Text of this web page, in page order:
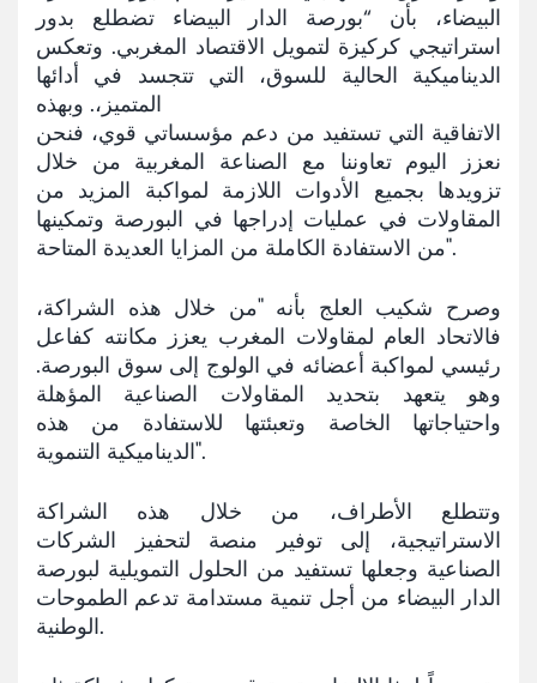
البيضاء، بأن “بورصة الدار البيضاء تضطلع بدور
استراتيجي كركيزة لتمويل الاقتصاد المغربي. وتعكس
الديناميكية الحالية للسوق، التي تتجسد في أدائها
الاتفاقية التي تستفيد من دعم مؤسساتي قوي، فنحن
نعزز اليوم تعاوننا مع الصناعة المغربية من خلال
تزويدها بجميع الأدوات اللازمة لمواكبة المزيد من
المقاولات في عمليات إدراجها في البورصة وتمكينها
من الاستفادة الكاملة من المزايا العديدة المتاحة".
وصرح شكيب العلج بأنه "من خلال هذه الشراكة،
فالاتحاد العام لمقاولات المغرب يعزز مكانته كفاعل
رئيسي لمواكبة أعضائه في الولوج إلى سوق البورصة.
وهو يتعهد بتحديد المقاولات الصناعية المؤهلة
واحتياجاتها الخاصة وتعبئتها للاستفادة من هذه
الديناميكية التنموية".
وتتطلع الأطراف، من خلال هذه الشراكة
الاستراتيجية، إلى توفير منصة لتحفيز الشركات
الصناعية وجعلها تستفيد من الحلول التمويلية لبورصة
الدار البيضاء من أجل تنمية مستدامة تدعم الطموحات
الوطنية.